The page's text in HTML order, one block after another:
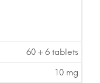
60 + 6 tablets
10 mg